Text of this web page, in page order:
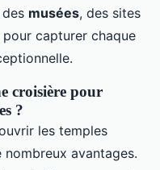
des musées, des sites
pour capturer chaque
croisière pour
?
les temples
avantages.